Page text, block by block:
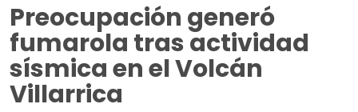
Preocupación generó
fumarola tras actividad
sísmica en el Volcán
Villarrica